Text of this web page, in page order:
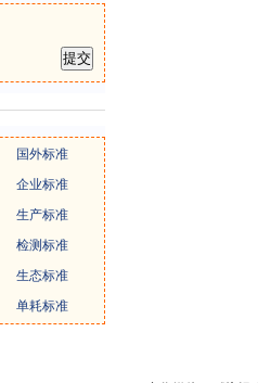
国外标准
企业标准
生产标准
检测标准
生态标准
单耗标准